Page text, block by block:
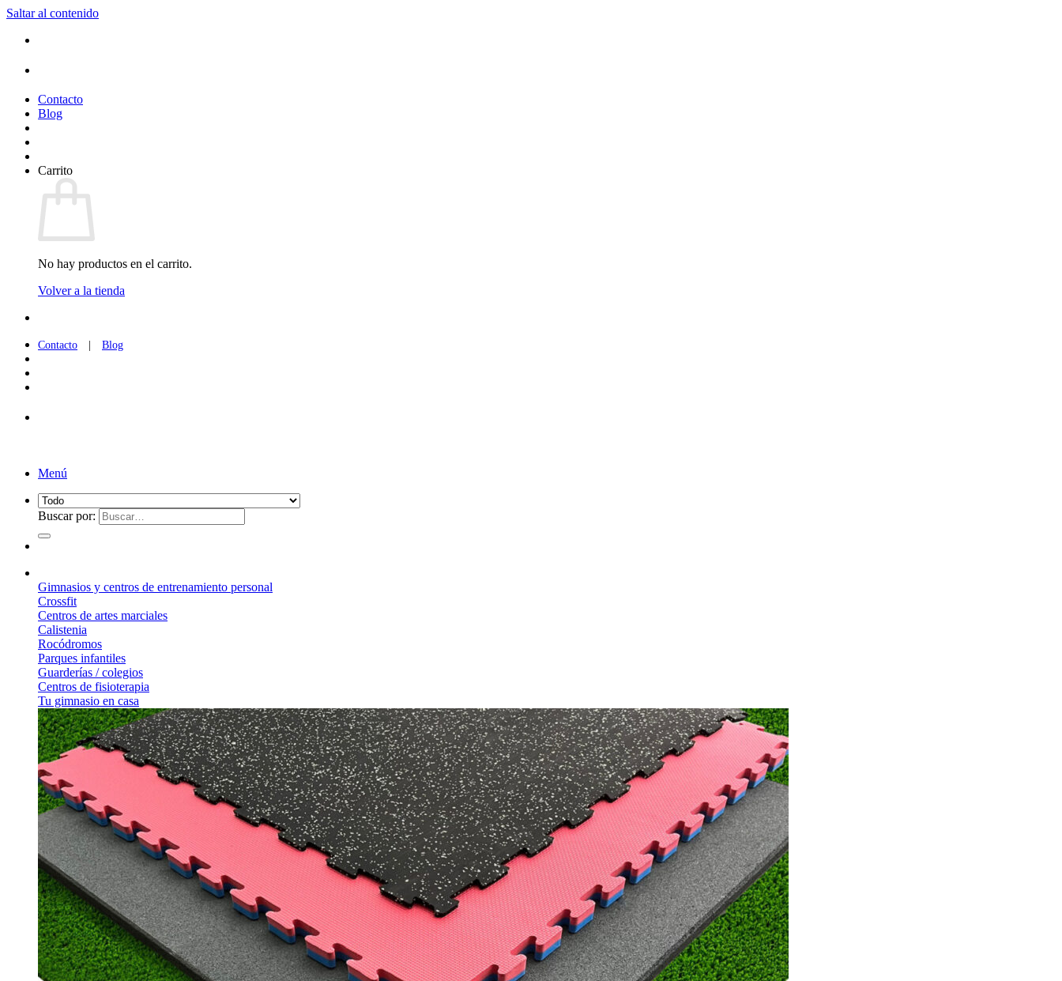
Saltar al contenido
Contacto
Blog
Carrito
No hay productos en el carrito.
Volver a la tienda
Contacto Blog
Menú
Buscar por:
Gimnasios y centros de entrenamiento personal
Crossfit
Centros de artes marciales
Calistenia
Rocódromos
Parques infantiles
Guarderías / colegios
Centros de fisioterapia
Tu gimnasio en casa